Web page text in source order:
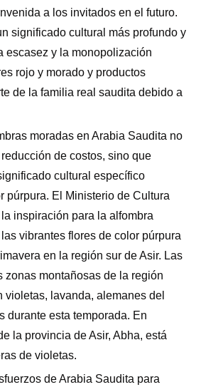
a los invitados en el futuro.
significado cultural más profundo y
escasez y la monopolización
rojo y morado y productos
de la familia real saudita debido a
moradas en Arabia Saudita no
de costos, sino que
cultural específico
púrpura. El Ministerio de Cultura
inspiración para la alfombra
vibrantes flores de color púrpura
en la región sur de Asir. Las
zonas montañosas de la región
violetas, lavanda, alemanes del
durante esta temporada. En
la provincia de Asir, Abha, está
de violetas.
de Arabia Saudita para